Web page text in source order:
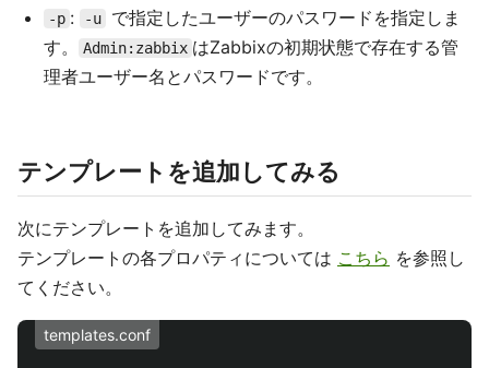
-p : -u
で指定したユーザーのパスワードを指定しま
す。
Admin:zabbix はZabbixの初期状態で存在する管
理者ユーザー名とパスワードです。
テンプレートを追加してみる
次にテンプレートを追加してみます。
テンプレートの各プロパティについては こちら を参照し
てください。
templates.conf